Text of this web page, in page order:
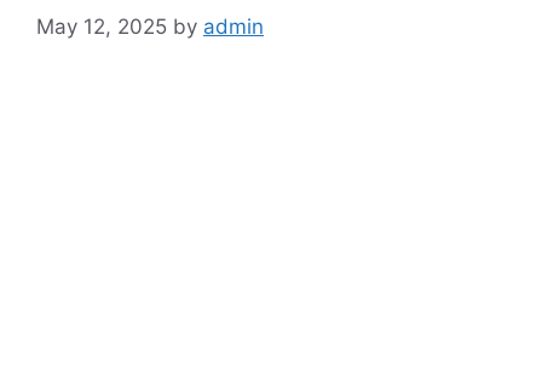
May 12, 2025 by admin